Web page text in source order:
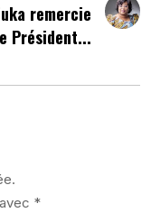
remercie
Président...
*